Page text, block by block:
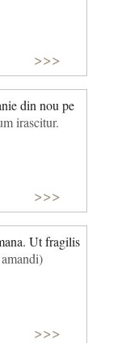
>>>
din nou pe
irascitur.
>>>
Ut fragilis
>>>